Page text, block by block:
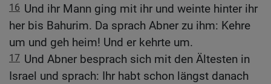
16 Und ihr Mann ging mit ihr und weinte hinter ihr
her bis Bahurim. Da sprach Abner zu ihm: Kehre
um und geh heim! Und er kehrte um.
17 Und Abner besprach sich mit den Ältesten in
Israel und sprach: Ihr habt schon längst danach